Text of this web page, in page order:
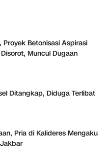
Betonisasi Aspirasi
Muncul Dugaan
Ditangkap, Diduga Terlibat
Pria di Kalideres Mengaku